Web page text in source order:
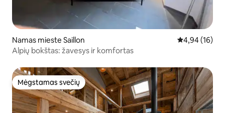
Namas mieste Saillon Vidutinis
4,94 (16)
Alpių bokštas: žavesys ir komfortas
Mėgstamas svečių
Mėgstamas svečių